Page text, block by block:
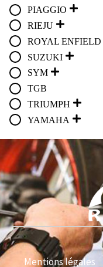
PIAGGIO
RIEJU
ROYAL ENFIELD
SUZUKI
SYM
TGB
TRIUMPH
YAMAHA
Mentions légales